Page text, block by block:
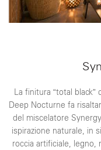
La finitura “total
Deep Nocturne fa
del miscelatore
ispirazione naturale, in
roccia artificiale, legno,